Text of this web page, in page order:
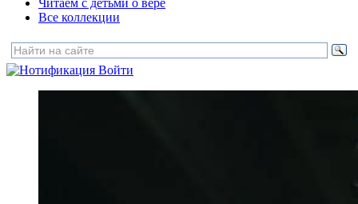
Читаем с детьми о вере
Все коллекции
Войти